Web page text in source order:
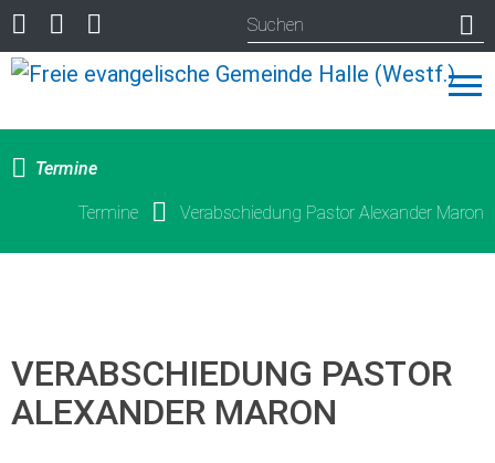
Termine
Termine Verabschiedung Pastor Alexander Maron
VERABSCHIEDUNG PASTOR
ALEXANDER MARON